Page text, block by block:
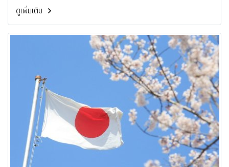
ดูเพิ่มเติม